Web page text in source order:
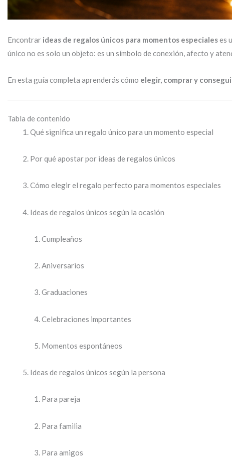
Encontrar ideas de regalos únicos para momentos especialeses
único no es solo un objeto: es un símbolo de conexión, afecto y
En esta guía completa aprenderás cómo elegir, comprar y
Tabla de contenido
Qué significa un regalo único para un momento especial
Por qué apostar por ideas de regalos únicos
Cómo elegir el regalo perfecto para momentos especiales
Ideas de regalos únicos según la ocasión
Cumpleaños
Aniversarios
Graduaciones
Celebraciones importantes
Momentos espontáneos
Ideas de regalos únicos según la persona
Para pareja
Para familia
Para amigos